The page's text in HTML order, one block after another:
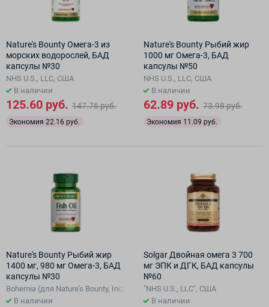
Nature's Bounty Омега-3 из
морских водорослей, БАД
капсулы №30
NHS U.S., LLC, США
В наличии
125.60 руб. 147.76 руб.
Экономия 22.16 руб.
Nature's Bounty Рыбий жир
1000 мг Омега-3, БАД
капсулы №50
NHS U.S., LLC, США
В наличии
62.89 руб. 73.98 руб.
Экономия 11.09 руб.
Nature's Bounty Рыбий жир
1400 мг, 980 мг Омега-3, БАД
капсулы №30
Bohemia (для Nature's Bounty, Inc), США
В наличии
Solgar Двойная омега 3 700
мг ЭПК и ДГК, БАД капсулы
№60
"NHS U.S., LLC", США
В наличии